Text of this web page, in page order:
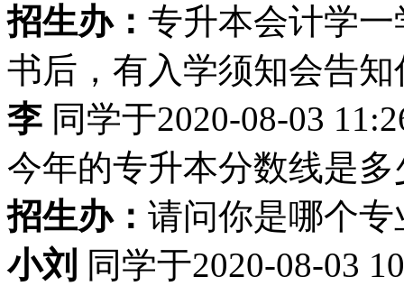
招生办： 专升本会计学
书后，有入学须知会告
李 同学于2020-08-03
今年的专升本分数线是多
招生办： 请问你是哪个
小刘 同学于2020-08-03